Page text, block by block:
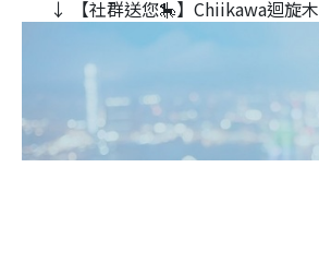
↓ 【社群送您🎠】Chiikawa迴旋